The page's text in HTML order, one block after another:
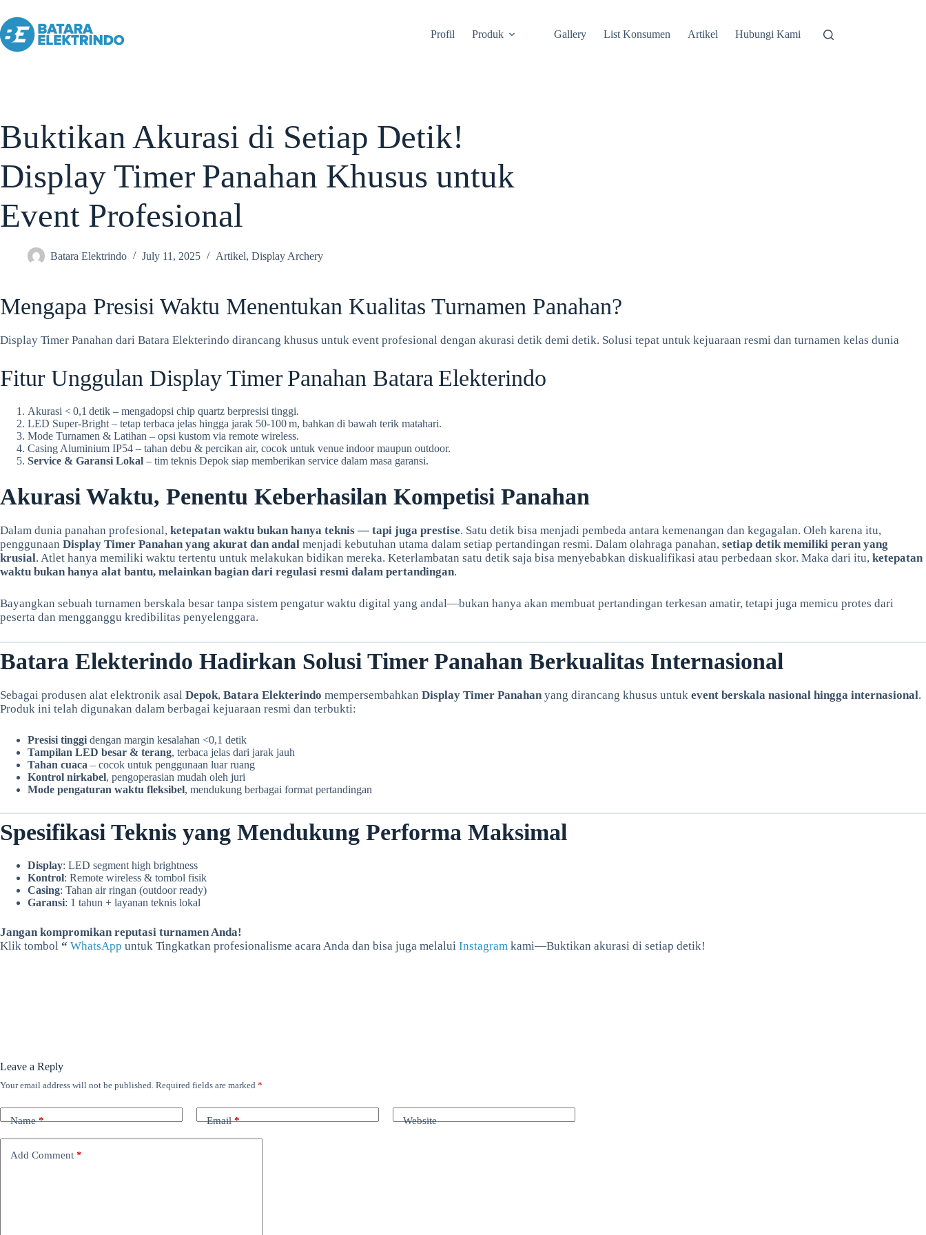
Profil Produk Gallery List Konsumen Artikel Hubungi Kami
Buktikan Akurasi di Setiap Detik!
Display Timer Panahan Khusus untuk
Event Profesional
Batara Elektrindo July 11, 2025 Artikel, Display Archery
Mengapa Presisi Waktu Menentukan Kualitas Turnamen Panahan?
Display Timer Panahan dari Batara Elekterindo dirancang khusus untuk event profesional dengan akurasi detik demi detik. Solusi tepat untuk kejuaraan resmi dan turnamen kelas dunia
Fitur Unggulan Display Timer Panahan Batara Elekterindo
Akurasi < 0,1 detik – mengadopsi chip quartz berpresisi tinggi.
LED Super‑Bright – tetap terbaca jelas hingga jarak 50-100 m, bahkan di bawah terik matahari.
Mode Turnamen & Latihan – opsi kustom via remote wireless.
Casing Aluminium IP54 – tahan debu & percikan air, cocok untuk venue indoor maupun outdoor.
Service & Garansi Lokal – tim teknis Depok siap memberikan service dalam masa garansi.
Akurasi Waktu, Penentu Keberhasilan Kompetisi Panahan
Dalam dunia panahan profesional, ketepatan waktu bukan hanya teknis — tapi juga prestise. Satu detik bisa menjadi pembeda antara kemenangan dan kegagalan. Oleh karena itu,
penggunaan Display Timer Panahan yang akurat dan andal menjadi kebutuhan utama dalam setiap pertandingan resmi. Dalam olahraga panahan, setiap detik memiliki peran yang
krusial. Atlet hanya memiliki waktu tertentu untuk melakukan bidikan mereka. Keterlambatan satu detik saja bisa menyebabkan diskualifikasi atau perbedaan skor. Maka dari itu, ketepatan
waktu bukan hanya alat bantu, melainkan bagian dari regulasi resmi dalam pertandingan.
Bayangkan sebuah turnamen berskala besar tanpa sistem pengatur waktu digital yang andal—bukan hanya akan membuat pertandingan terkesan amatir, tetapi juga memicu protes dari
peserta dan mengganggu kredibilitas penyelenggara.
Batara Elekterindo Hadirkan Solusi Timer Panahan Berkualitas Internasional
Sebagai produsen alat elektronik asal Depok, Batara Elekterindo mempersembahkan Display Timer Panahan yang dirancang khusus untuk event berskala nasional hingga internasional.
Produk ini telah digunakan dalam berbagai kejuaraan resmi dan terbukti:
Presisi tinggi dengan margin kesalahan <0,1 detik
Tampilan LED besar & terang, terbaca jelas dari jarak jauh
Tahan cuaca – cocok untuk penggunaan luar ruang
Kontrol nirkabel, pengoperasian mudah oleh juri
Mode pengaturan waktu fleksibel, mendukung berbagai format pertandingan
Spesifikasi Teknis yang Mendukung Performa Maksimal
Display: LED segment high brightness
Kontrol: Remote wireless & tombol fisik
Casing: Tahan air ringan (outdoor ready)
Garansi: 1 tahun + layanan teknis lokal
Jangan kompromikan reputasi turnamen Anda!
Klik tombol “ WhatsApp untuk Tingkatkan profesionalisme acara Anda dan bisa juga melalui Instagram kami—Buktikan akurasi di setiap detik!
Leave a Reply
Your email address will not be published. Required fields are marked *
Name* Email* Website
Add Comment *